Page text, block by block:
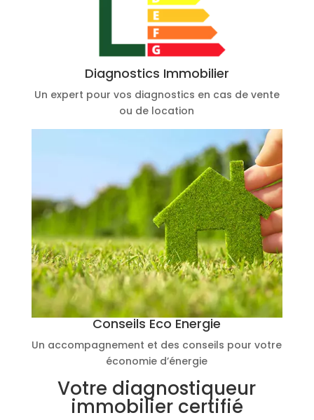
Diagnostics Immobilier
Un expert pour vos diagnostics en cas de vente
ou de location
Conseils Eco Energie
Un accompagnement et des conseils pour votre
économie d’énergie
Votre diagnostiqueur
immobilier certifié